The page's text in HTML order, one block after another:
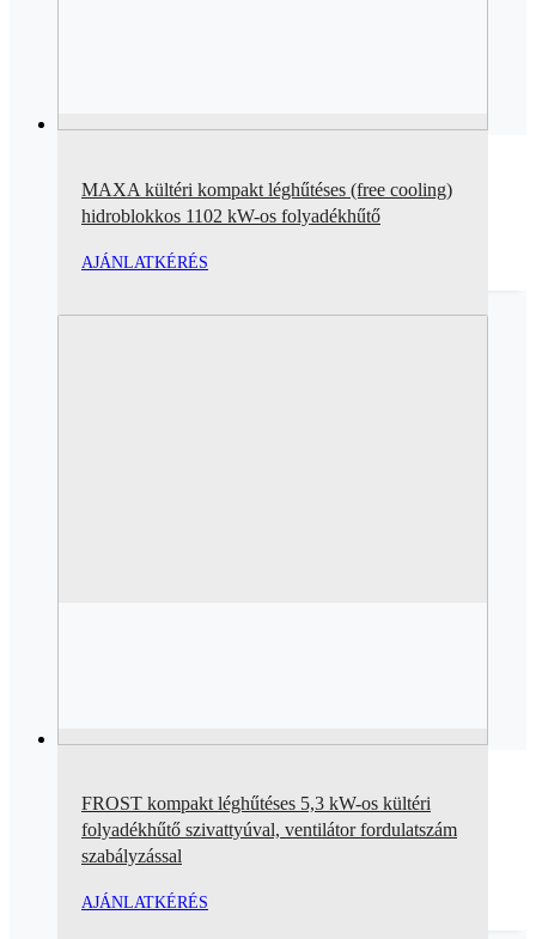
MAXA kültéri kompakt léghűtéses (free cooling)
hidroblokkos 1102 kW-os folyadékhűtő
AJÁNLATKÉRÉS
FROST kompakt léghűtéses 5,3 kW-os kültéri
folyadékhűtő szivattyúval, ventilátor fordulatszám
szabályzással
AJÁNLATKÉRÉS